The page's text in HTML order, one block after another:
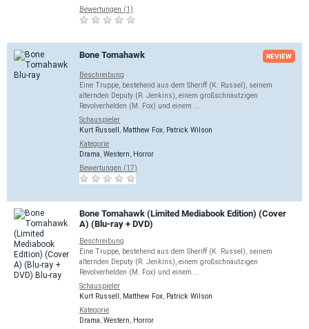
Bewertungen (1)
Bone Tomahawk REVIEW
Beschreibung
Eine Truppe, bestehend aus dem Sheriff (K. Russel), seinem
alternden Deputy (R. Jenkins), einem großschnäutzigen
Revolverhelden (M. Fox) und einem ...
Schauspieler
Kurt Russell
Matthew Fox
Patrick Wilson
Kategorie
Drama Western
Horror
Bewertungen (17)
Bone Tomahawk (Limited Mediabook Edition) (Cover
A) (Blu-ray + DVD)
Beschreibung
Eine Truppe, bestehend aus dem Sheriff (K. Russel), seinem
alternden Deputy (R. Jenkins), einem großschnäutzigen
Revolverhelden (M. Fox) und einem ...
Schauspieler
Kurt Russell
Matthew Fox
Patrick Wilson
Kategorie
Drama Western
Horror